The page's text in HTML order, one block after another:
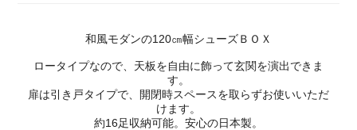
和風モダンの120㎝幅シューズＢＯＸ
ロータイプなので、天板を自由に飾って玄関を演出できま
す。
扉は引き戸タイプで、開閉時スペースを取らずお使いいただ
けます。
約16足収納可能。安心の日本製。